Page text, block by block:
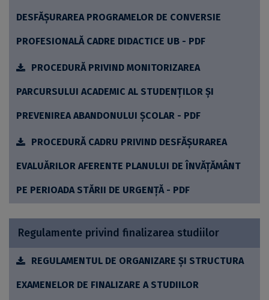
DESFĂȘURAREA PROGRAMELOR DE CONVERSIE
PROFESIONALĂ CADRE DIDACTICE UB - PDF
PROCEDURĂ PRIVIND MONITORIZAREA
PARCURSULUI ACADEMIC AL STUDENŢILOR ŞI
PREVENIREA ABANDONULUI ŞCOLAR - PDF
PROCEDURĂ CADRU PRIVIND DESFĂȘURAREA
EVALUĂRILOR AFERENTE PLANULUI DE ÎNVĂȚĂMÂNT
PE PERIOADA STĂRII DE URGENȚĂ - PDF
Regulamente privind finalizarea studiilor
REGULAMENTUL DE ORGANIZARE ȘI STRUCTURA
EXAMENELOR DE FINALIZARE A STUDIILOR